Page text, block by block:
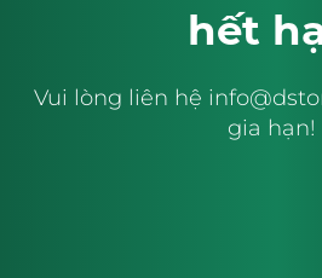
hết
Vui lòng liên hệ
gia hạn!